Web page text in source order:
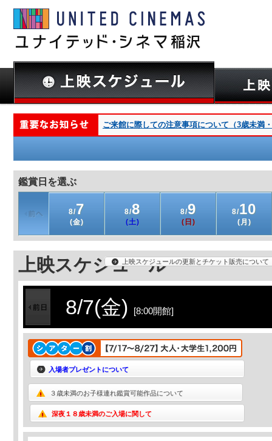
ご来館に際しての注意事項について（3歳未満
鑑賞日を選ぶ
8/7
(金)
8/8
(土)
8/9
(日)
8/10
(月)
上映スケジュール上映スケジュールの更新とチケット販売について
8/7(金) [8:00開館]
入場者プレゼントについて
３歳未満のお子様連れ鑑賞可能作品について
深夜１８歳未満のご入場に関して